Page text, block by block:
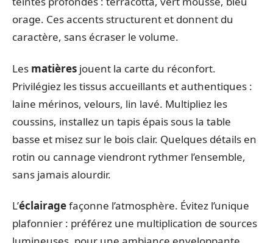
orage. Ces accents structurent et donnent du
caractère, sans écraser le volume.
Les matières jouent la carte du réconfort.
Privilégiez les tissus accueillants et authentiques :
laine mérinos, velours, lin lavé. Multipliez les
coussins, installez un tapis épais sous la table
basse et misez sur le bois clair. Quelques détails en
rotin ou cannage viendront rythmer l’ensemble,
sans jamais alourdir.
L’éclairagefaçonne l’atmosphère. Évitez l’unique
plafonnier : préférez une multiplication de sources